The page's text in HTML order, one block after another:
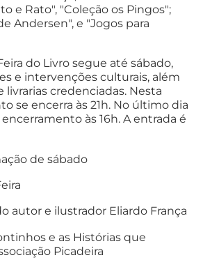
e Rato", "Coleção os Pingos";
Andersen", e "Jogos para
do Livro segue até sábado,
e intervenções culturais, além
livrarias credenciadas. Nesta
se encerra às 21h. No último dia
às 16h. A entrada é
de sábado
autor e ilustrador Eliardo França
e as Histórias que
Picadeira